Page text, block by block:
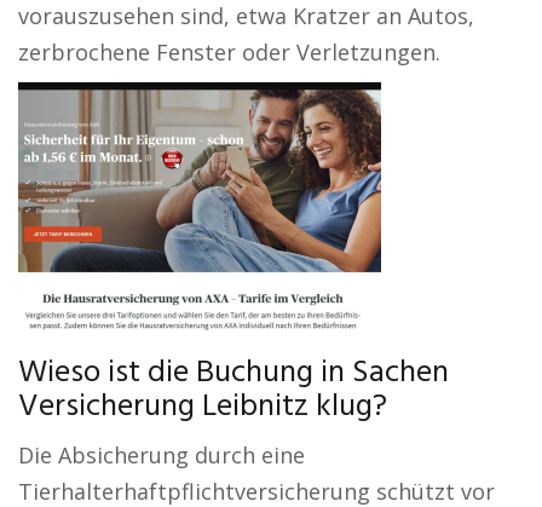
vorauszusehen sind, etwa Kratzer an Autos,
zerbrochene Fenster oder Verletzungen.
Wieso ist die Buchung in Sachen
Versicherung Leibnitz klug?
Die Absicherung durch eine
Tierhalterhaftpflichtversicherung schützt vor